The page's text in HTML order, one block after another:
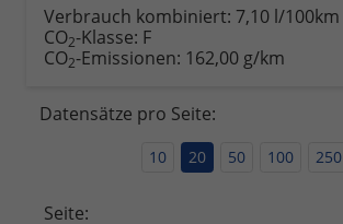
Verbrauch kombiniert: 7,10 l/100km
CO2-Klasse: F
CO2-Emissionen: 162,00 g/km
Datensätze pro Seite:
10 20 50 100 250
Seite: